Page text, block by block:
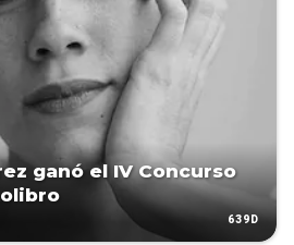
ganó el IV Concurso
639D